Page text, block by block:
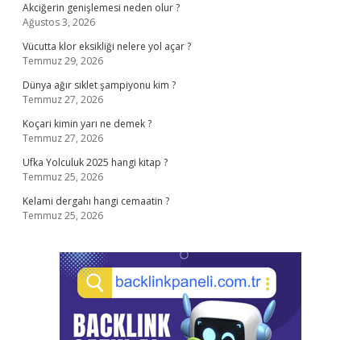
Akciğerin genişlemesi neden olur ?
Ağustos 3, 2026
Vücutta klor eksikliği nelere yol açar ?
Temmuz 29, 2026
Dünya ağır sıklet şampiyonu kim ?
Temmuz 27, 2026
Koçari kimin yarı ne demek ?
Temmuz 27, 2026
Ufka Yolculuk 2025 hangi kitap ?
Temmuz 25, 2026
Kelami dergahı hangi cemaatin ?
Temmuz 25, 2026